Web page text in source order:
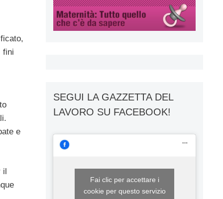
fini
e
il
SEGUI LA GAZZETTA DEL
LAVORO SU FACEBOOK!
Fai clic per accettare i
cookie per questo servizio